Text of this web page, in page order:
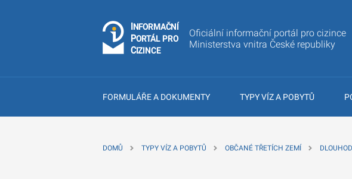
INFORMAČNÍ
PORTÁL PRO
CIZINCE
Oficiální informační portál pro cizince
Ministerstva vnitra České republiky
FORMULÁŘE A DOKUMENTY TYPY VÍZ A POBYTŮ
DOMŮ TYPY VÍZ A POBYTŮ OBČANÉ TŘETÍCH ZEMÍ